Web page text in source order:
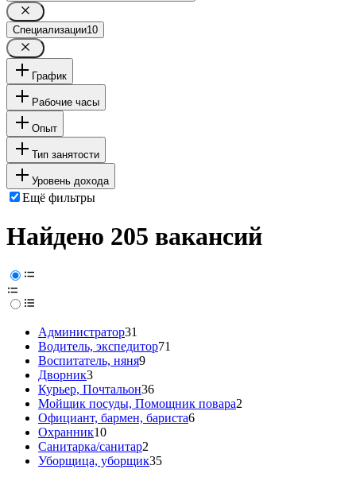
Специализации10
График
Рабочие часы
Опыт
Тип занятости
Уровень дохода
Ещё фильтры
Найдено 205 вакансий
Администратор31
Водитель, экспедитор71
Воспитатель, няня9
Дворник3
Курьер, Почтальон36
Мойщик посуды, Помощник повара2
Официант, бармен, бариста6
Охранник10
Санитарка/санитар2
Уборщица, уборщик35